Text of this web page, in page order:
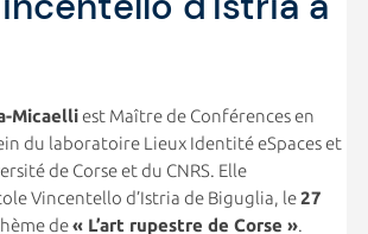
Micaelliest Maître de Conférences en
du laboratoire Lieux Identité eSpaces et
de Corse et du CNRS. Elle
Vincentello d’Istria de Biguglia, le27
de« L’art rupestre de Corse ».